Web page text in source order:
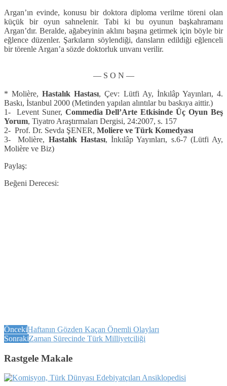
Argan’ın evinde, konusu bir doktora diploma verilme töreni olan
küçük bir oyun sahnelenir. Tabi ki bu oyunun başkahramanı
Argan’dır. Beralde, ağabeyinin aklını başına getirmek için böyle bir
eğlence düzenler. Şarkıların söylendiği, dansların edildiği eğlenceli
bir törenle Argan’a sözde doktorluk unvanı verilir.
— S O N —
* Molière,Hastalık Hastası, Çev: Lütfi Ay, İnkılâp Yayınları, 4.
Baskı, İstanbul 2000 (Metinden yapılan alıntılar bu baskıya aittir.)
1- Levent Suner, Commedia Dell’Arte Etkisinde Üç Oyun Beş
Yorum, Tiyatro Araştırmaları Dergisi, 24:2007, s. 157
2- Prof. Dr. Sevda ŞENER, Moliere ve Türk Komedyası
3- Molière, Hastalık Hastası, İnkılâp Yayınları, s.6-7 (Lütfi Ay,
Molière ve Biz)
Paylaş:
Beğeni Derecesi:
ÖncekiHaftanın Gözden Kaçan Önemli Olayları
SonrakiZaman Sürecinde Türk Milliyetçiliği
Rastgele Makale